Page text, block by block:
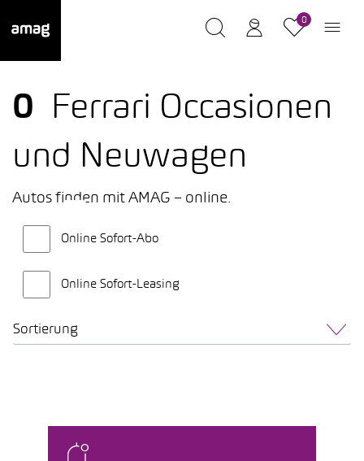
0
0
Ferrari Occasionen
und Neuwagen
Autos finden mit AMAG – online.
Online Sofort-Abo
Online Sofort-Leasing
Sortierung